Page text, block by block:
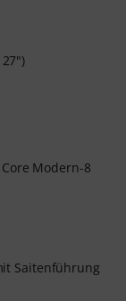
Modern-8
Saitenführung